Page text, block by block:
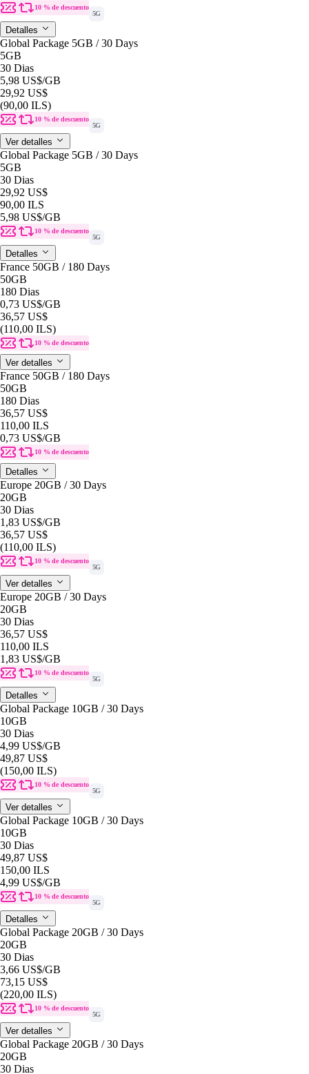
10 % de descuento
5G
Detalles
Global Package 5GB / 30 Days
5GB
30 Dias
5,98 US$/GB
29,92 US$
(90,00 ILS)
10 % de descuento
5G
Ver detalles
Global Package 5GB / 30 Days
5GB
30 Dias
29,92 US$
90,00 ILS
5,98 US$/GB
10 % de descuento
5G
Detalles
France 50GB / 180 Days
50GB
180 Dias
0,73 US$/GB
36,57 US$
(110,00 ILS)
10 % de descuento
Ver detalles
France 50GB / 180 Days
50GB
180 Dias
36,57 US$
110,00 ILS
0,73 US$/GB
10 % de descuento
Detalles
Europe 20GB / 30 Days
20GB
30 Dias
1,83 US$/GB
36,57 US$
(110,00 ILS)
10 % de descuento
5G
Ver detalles
Europe 20GB / 30 Days
20GB
30 Dias
36,57 US$
110,00 ILS
1,83 US$/GB
10 % de descuento
5G
Detalles
Global Package 10GB / 30 Days
10GB
30 Dias
4,99 US$/GB
49,87 US$
(150,00 ILS)
10 % de descuento
5G
Ver detalles
Global Package 10GB / 30 Days
10GB
30 Dias
49,87 US$
150,00 ILS
4,99 US$/GB
10 % de descuento
5G
Detalles
Global Package 20GB / 30 Days
20GB
30 Dias
3,66 US$/GB
73,15 US$
(220,00 ILS)
10 % de descuento
5G
Ver detalles
Global Package 20GB / 30 Days
20GB
30 Dias